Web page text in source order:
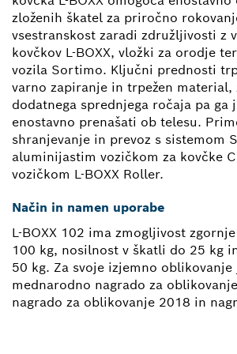
zloženih škatel za priročno
vsestranskost zaradi združljivosti z
kovčkov L-BOXX, vložki za orodje
vozila Sortimo. Ključni prednosti
varno zapiranje in trpežen material,
dodatnega sprednjega ročaja pa ga
enostavno prenašati ob telesu.
shranjevanje in prevoz s sistemom
aluminijastim vozičkom za kovčke
vozičkom L-BOXX Roller.
Način in namen uporabe
L-BOXX 102 ima zmogljivost
100 kg, nosilnost v škatli do 25 kg
50 kg. Za svoje izjemno
mednarodno nagrado za
nagrado za oblikovanje 2018 in